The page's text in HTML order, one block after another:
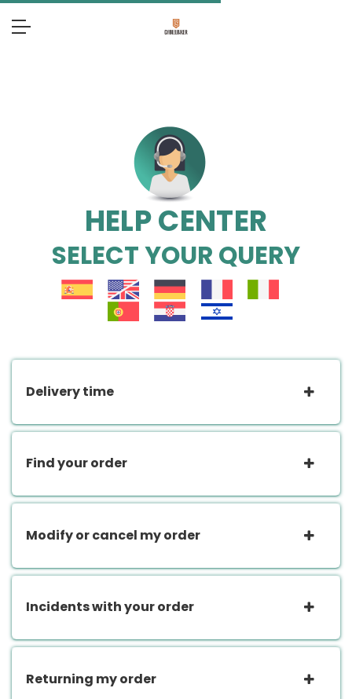
HELP CENTER
SELECT YOUR QUERY
Delivery time
Find your order
Modify or cancel my order
Incidents with your order
Returning my order